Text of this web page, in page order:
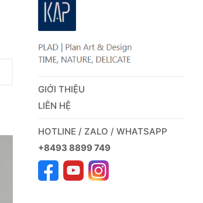
GIỚI THIỆU
LIÊN HỆ
HOTLINE / ZALO / WHATSAPP
+8493 8899 749